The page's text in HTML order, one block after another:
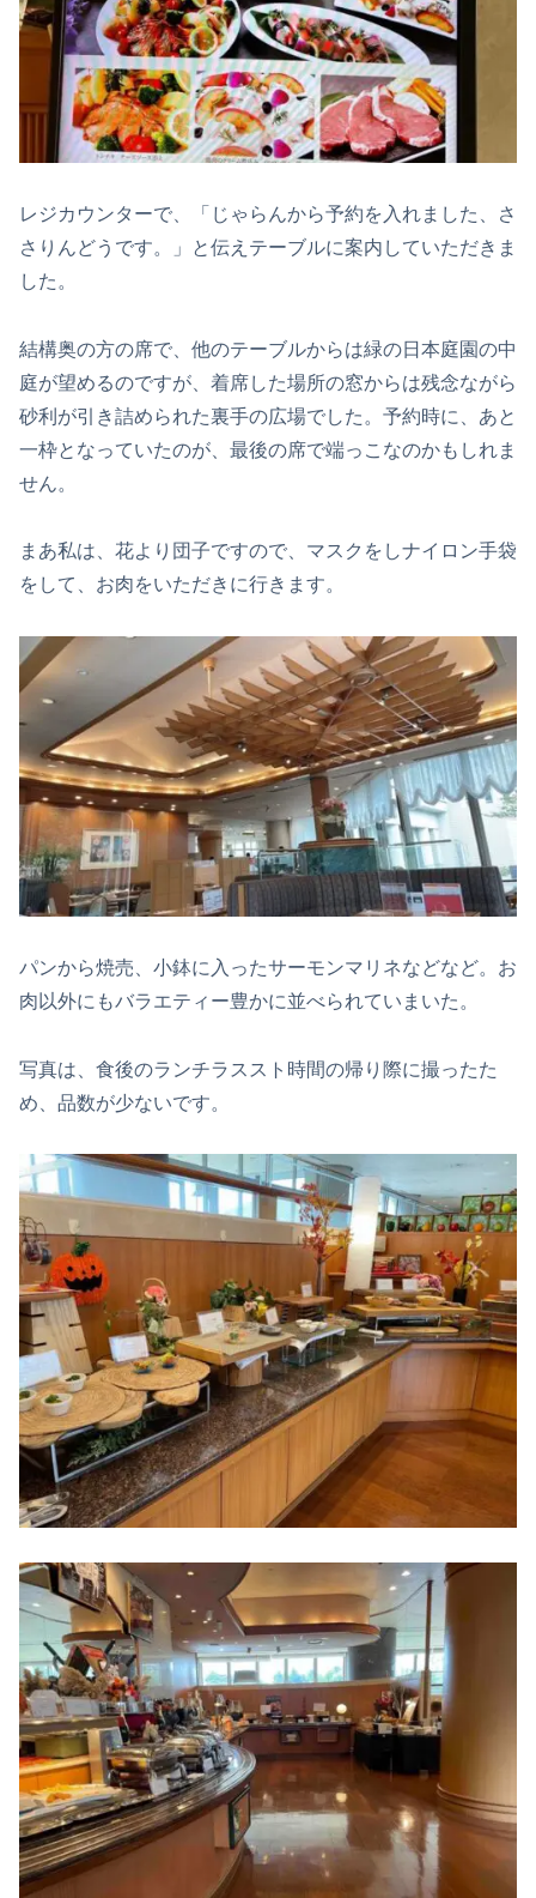
レジカウンターで、「じゃらんから予約を入れました、さ
さりんどうです。」と伝えテーブルに案内していただきま
した。
結構奥の方の席で、他のテーブルからは緑の日本庭園の中
庭が望めるのですが、着席した場所の窓からは残念ながら
砂利が引き詰められた裏手の広場でした。予約時に、あと
一枠となっていたのが、最後の席で端っこなのかもしれま
せん。
まあ私は、花より団子ですので、マスクをしナイロン手袋
をして、お肉をいただきに行きます。
パンから焼売、小鉢に入ったサーモンマリネなどなど。お
肉以外にもバラエティー豊かに並べられていまいた。
写真は、食後のランチラススト時間の帰り際に撮ったた
め、品数が少ないです。